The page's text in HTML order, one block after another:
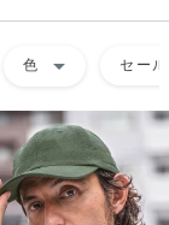
色 arrow_drop_down セール